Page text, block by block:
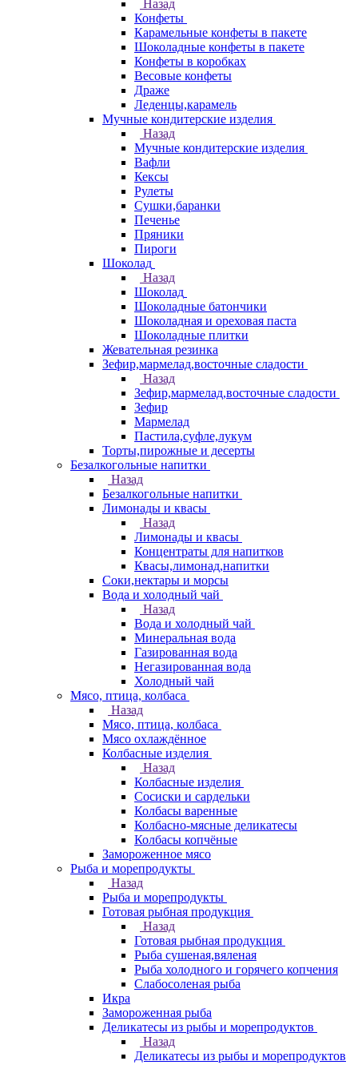
Назад
Конфеты
Карамельные конфеты в пакете
Шоколадные конфеты в пакете
Конфеты в коробках
Весовые конфеты
Драже
Леденцы,карамель
Мучные кондитерские изделия
Назад
Мучные кондитерские изделия
Вафли
Кексы
Рулеты
Сушки,баранки
Печенье
Пряники
Пироги
Шоколад
Назад
Шоколад
Шоколадные батончики
Шоколадная и ореховая паста
Шоколадные плитки
Жевательная резинка
Зефир,мармелад,восточные сладости
Назад
Зефир,мармелад,восточные сладости
Зефир
Мармелад
Пастила,суфле,лукум
Торты,пирожные и десерты
Безалкогольные напитки
Назад
Безалкогольные напитки
Лимонады и квасы
Назад
Лимонады и квасы
Концентраты для напитков
Квасы,лимонад,напитки
Соки,нектары и морсы
Вода и холодный чай
Назад
Вода и холодный чай
Минеральная вода
Газированная вода
Негазированная вода
Холодный чай
Мясо, птица, колбаса
Назад
Мясо, птица, колбаса
Мясо охлаждённое
Колбасные изделия
Назад
Колбасные изделия
Сосиски и сардельки
Колбасы варенные
Колбасно-мясные деликатесы
Колбасы копчёные
Замороженное мясо
Рыба и морепродукты
Назад
Рыба и морепродукты
Готовая рыбная продукция
Назад
Готовая рыбная продукция
Рыба сушеная,вяленая
Рыба холодного и горячего копчения
Слабосоленая рыба
Икра
Замороженная рыба
Деликатесы из рыбы и морепродуктов
Назад
Деликатесы из рыбы и морепродуктов